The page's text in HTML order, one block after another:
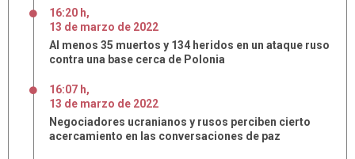
16:20 h,
13 de marzo de 2022
Al menos 35 muertos y 134 heridos en un ataque ruso
contra una base cerca de Polonia
16:07 h,
13 de marzo de 2022
Negociadores ucranianos y rusos perciben cierto
acercamiento en las conversaciones de paz